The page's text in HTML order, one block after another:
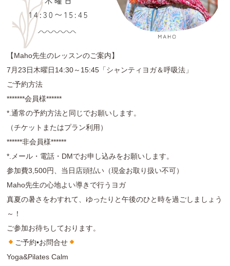
【Maho先生のレッスンのご案内】
7月23日木曜日14:30～15:45「シャンティヨガ＆呼吸法」
ご予約方法
*******会員様******
*.通常の予約方法と同じでお願いします。
（チケットまたはプラン利用）
******非会員様******
*.メール・電話・DMでお申し込みをお願いします。
参加費3,500円、当日店頭払い（現金お取り扱い不可）
Maho先生の心地よい導きで行うヨガ
真夏の暑さをわすれて、ゆったりと午後のひと時を過ごしましょう
～！
ご参加お待ちしております。
ご予約•お問合せ
Yoga&Pilates Calm